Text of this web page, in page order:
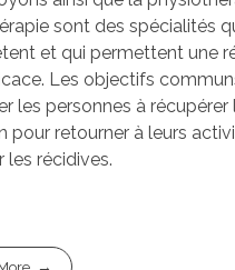
sont des spécialités
et qui permettent une
Les objectifs
les personnes à
pour retourner à leurs
les récidives.